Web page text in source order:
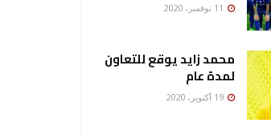
محمد زايد يوقع للتعاون
لمدة عام